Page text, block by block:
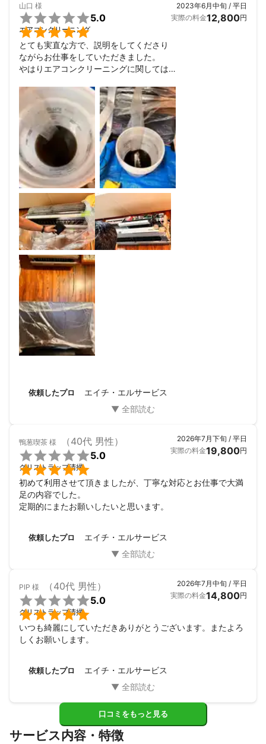
山口 様


5.0
エアコンクリーニング
2023年6月中旬 / 平日
実際の料金12,800円
とても実直な方で、説明をしてくださり
ながらお仕事をしていただきました。
やはりエアコンクリーニングに関しては
エアコンそのものに詳しい方に
依頼するのがベストです。
いい仕事をしていただきありがとう
ございました。
依頼したプロ エイチ・エルサービス
鴨葱喫茶 様 （40代 男性）


5.0
グリストラップ清掃
2026年7月下旬 / 平日
実際の料金19,800円
初めて利用させて頂きましたが、丁寧な対応とお仕事で大満
足の内容でした。
定期的にまたお願いしたいと思います。
依頼したプロ エイチ・エルサービス
PIP 様 （40代 男性）


5.0
グリストラップ清掃
2026年7月中旬 / 平日
実際の料金14,800円
いつも綺麗にしていただきありがとうございます。またよろ
しくお願いします。
依頼したプロ エイチ・エルサービス
口コミをもっと見る
サービス内容・特徴